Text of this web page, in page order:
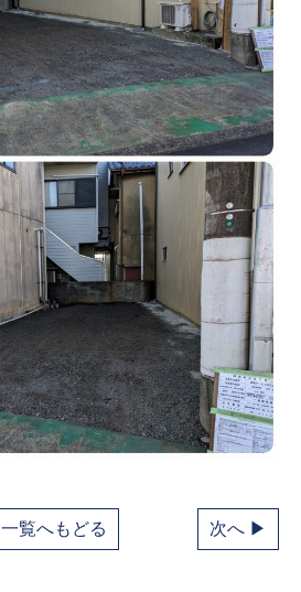
一覧へもどる 次へ ▶